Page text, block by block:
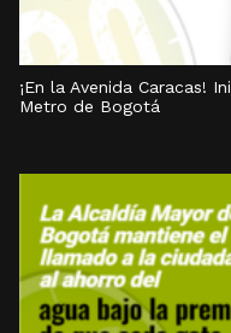
¡En la Avenida Caracas!
Metro de Bogotá